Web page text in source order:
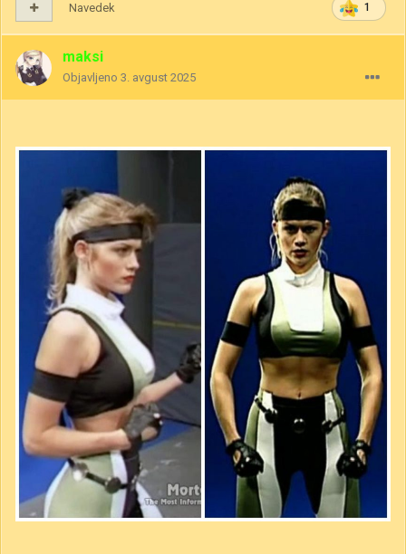
1
Navedek
maksi
Objavljeno 3. avgust 2025